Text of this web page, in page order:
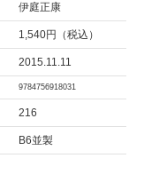
伊庭正康
1,540円（税込）
2015.11.11
9784756918031
216
B6並製